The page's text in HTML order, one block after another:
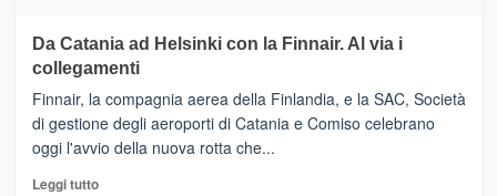
tappe
dell’enoturismo
RANDAZZO
–
Ci
siamo
quasi….
pronti
per
Da Catania ad Helsinki con la Finnair. Al via i
collegamenti
Finnair, la compagnia aerea della Finlandia, e la SAC, Società
di gestione degli aeroporti di Catania e Comiso celebrano
oggi l'avvio della nuova rotta che...
Leggi tuttoLeggi